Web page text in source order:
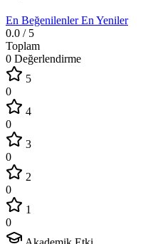
En BeğenilenlerEn Yeniler
0.0 / 5
Toplam
0 Değerlendirme
5
0
4
0
3
0
2
0
1
0